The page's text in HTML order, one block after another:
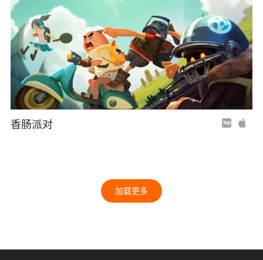
香肠派对
加载更多